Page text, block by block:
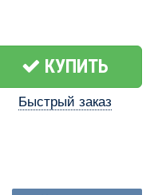
КУПИТЬ
Быстрый заказ